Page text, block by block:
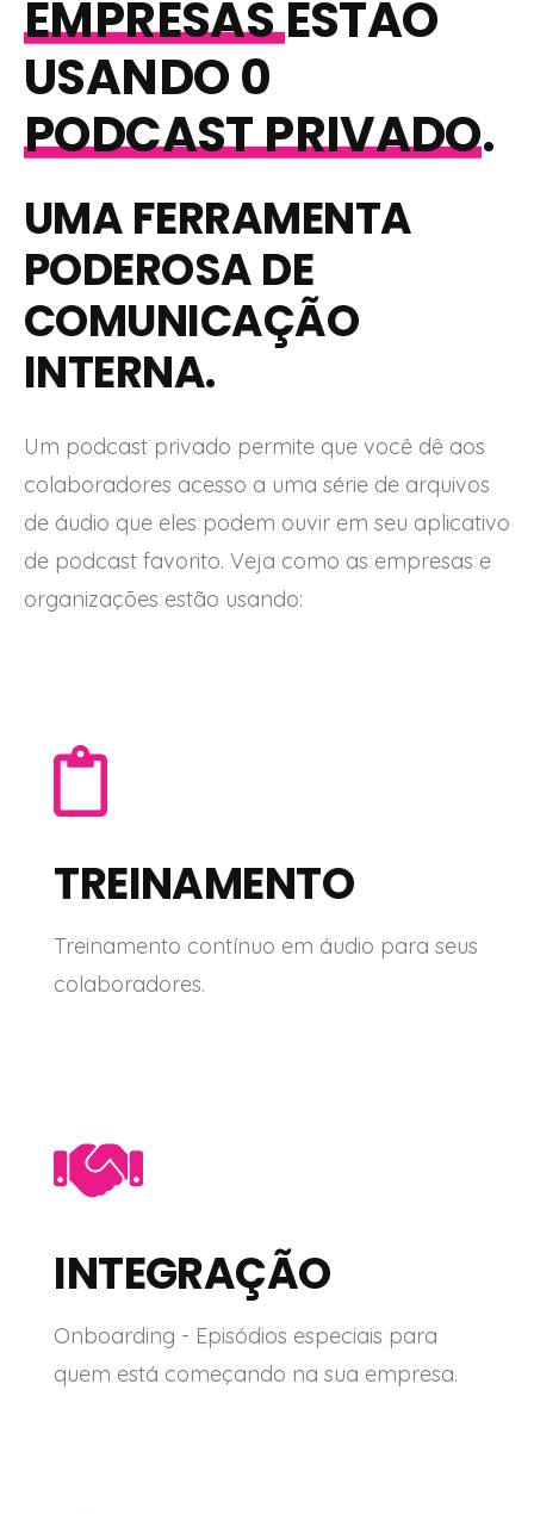
EMPRESASESTÃO
USANDO 0
PODCAST PRIVADO.
UMA FERRAMENTA
PODEROSA DE
COMUNICAÇÃO
INTERNA.
Um podcast privado permite que você dê aos
colaboradores acesso a uma série de arquivos
de áudio que eles podem ouvir em seu aplicativo
de podcast favorito. Veja como as empresas e
organizações estão usando:
TREINAMENTO
Treinamento contínuo em áudio para seus
colaboradores.
INTEGRAÇÃO
Onboarding - Episódios especiais para
quem está começando na sua empresa.